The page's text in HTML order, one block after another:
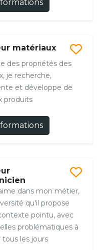
matériaux
des propriétés des
je recherche,
et développe de
produits
dans mon métier,
qu'il propose
pointu, avec
problématiques à
tous les jours